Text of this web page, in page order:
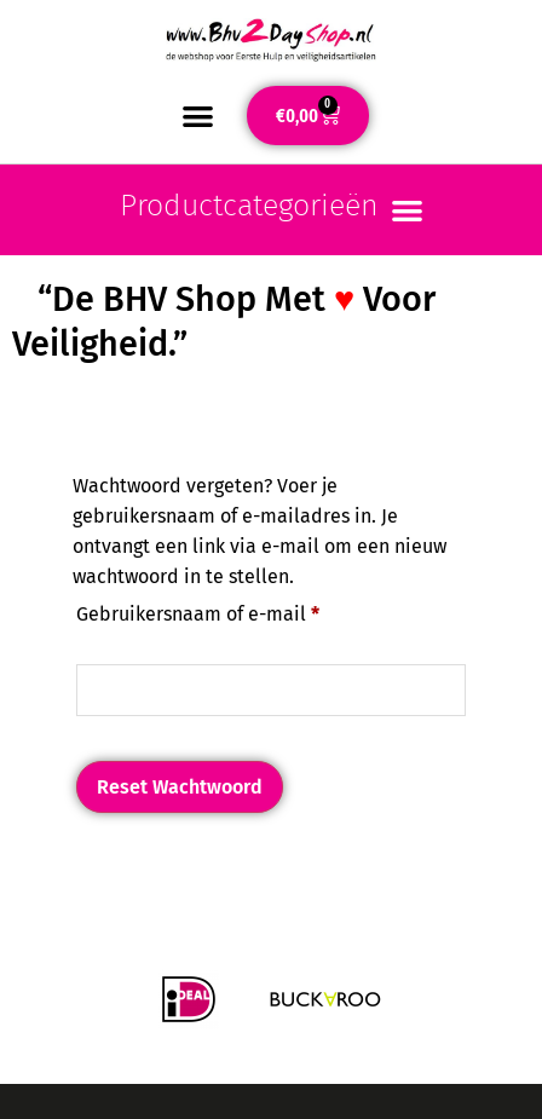
€0,00 0
“De BHV Shop Met ♥ Voor
Veiligheid.”
Wachtwoord vergeten? Voer je
gebruikersnaam of e-mailadres in. Je
ontvangt een link via e-mail om een nieuw
wachtwoord in te stellen.
Gebruikersnaam of e-mail *
Reset Wachtwoord